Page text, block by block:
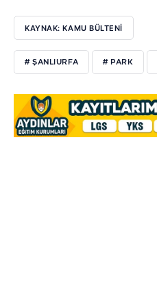
KAYNAK: KAMU BÜLTENİ
# ŞANLIURFA # PARK